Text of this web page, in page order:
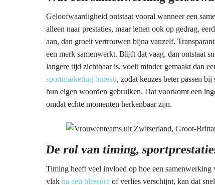
Geloofwaardigheid ontstaat vooral wanneer een
alleen naar prestaties, maar letten ook op gedrag,
aan, dan groeit vertrouwen bijna vanzelf.
een merk samenwerkt. Blijft dat vaag, dan ontstaat
langere tijd zichtbaar is, voelt minder gemaakt dan
sportmarketing bureau, zodat keuzes beter passen
hun eigen woorden gebruiken. Dat voorkomt een
omdat echte momenten herkenbaar zijn.
De rol van timing,
Timing heeft veel invloed op hoe een
vlak na een blessure of verlies verschijnt, kan dat